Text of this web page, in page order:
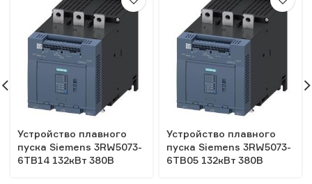
Устройство плавного
пуска Siemens 3RW5073-
6TB14 132кВт 380В
Устройство плавного
пуска Siemens 3RW5073-
6TB05 132кВт 380В